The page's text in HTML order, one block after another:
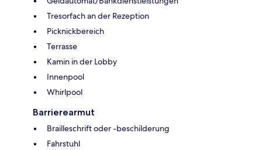
Tresorfach an der Rezeption
Picknickbereich
Terrasse
Kamin in der Lobby
Innenpool
Whirlpool
Barrierearmut
Brailleschrift oder -beschilderung
Fahrstuhl